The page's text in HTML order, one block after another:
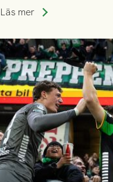
publiksnitt, ett lag med
Läs mer